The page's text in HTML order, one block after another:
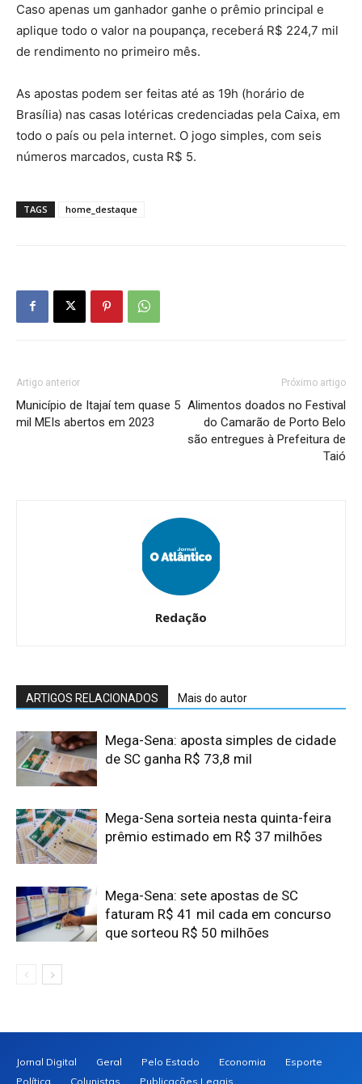
Caso apenas um ganhador ganhe o prêmio principal e
aplique todo o valor na poupança, receberá R$ 224,7 mil
de rendimento no primeiro mês.
As apostas podem ser feitas até as 19h (horário de
Brasília) nas casas lotéricas credenciadas pela Caixa, em
todo o país ou pela internet. O jogo simples, com seis
números marcados, custa R$ 5.
TAGS home_destaque
Artigo anterior
Município de Itajaí tem quase 5
mil MEIs abertos em 2023
Próximo artigo
Alimentos doados no Festival
do Camarão de Porto Belo
são entregues à Prefeitura de
Taió
Redação
ARTIGOS RELACIONADOS Mais do autor
Mega-Sena: aposta simples de cidade
de SC ganha R$ 73,8 mil
Mega-Sena sorteia nesta quinta-feira
prêmio estimado em R$ 37 milhões
Mega-Sena: sete apostas de SC
faturam R$ 41 mil cada em concurso
que sorteou R$ 50 milhões
Jornal Digital Geral Pelo Estado Economia
Esporte
Política
Colunistas Publicações Legais